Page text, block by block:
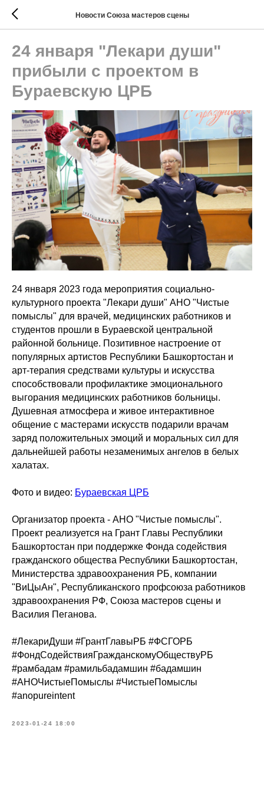
Новости Союза мастеров сцены
24 января "Лекари души"
прибыли с проектом в
Бураевскую ЦРБ
24 января 2023 года мероприятия социально-
культурного проекта "Лекари души" АНО "Чистые
помыслы" для врачей, медицинских работников и
студентов прошли в Бураевской центральной
районной больнице. Позитивное настроение от
популярных артистов Республики Башкортостан и
арт-терапия средствами культуры и искусства
способствовали профилактике эмоционального
выгорания медицинских работников больницы.
Душевная атмосфера и живое интерактивное
общение с мастерами искусств подарили врачам
заряд положительных эмоций и моральных сил для
дальнейшей работы незаменимых ангелов в белых
халатах.
Фото и видео: Бураевская ЦРБ
Организатор проекта - АНО "Чистые помыслы".
Проект реализуется на Грант Главы Республики
Башкортостан при поддержке Фонда содействия
гражданского общества Республики Башкортостан,
Министерства здравоохранения РБ, компании
"ВиЦыАн", Республиканского профсоюза работников
здравоохранения РФ, Союза мастеров сцены и
Василия Пеганова.
#ЛекариДуши #ГрантГлавыРБ #ФСГОРБ
#ФондСодействияГражданскомуОбществуРБ
#рамбадам #рамильбадамшин #бадамшин
#АНОЧистыеПомыслы #ЧистыеПомыслы
#anopureintent
2023-01-24 18:00